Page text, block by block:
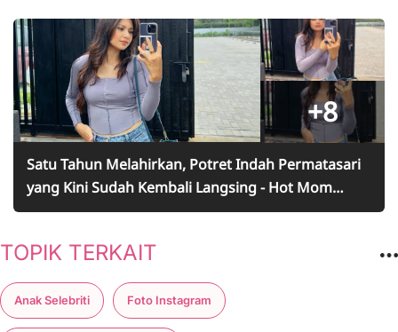
+8
Satu Tahun Melahirkan, Potret Indah Permatasari
yang Kini Sudah Kembali Langsing - Hot Mom
Pamer Perut Rata
TOPIK TERKAIT
Anak Selebriti Foto Instagram